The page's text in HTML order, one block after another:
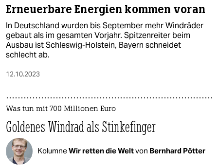
Erneuerbare Energien kommen voran
In Deutschland wurden bis September mehr Windräder
gebaut als im gesamten Vorjahr. Spitzenreiter beim
Ausbau ist Schleswig-Holstein, Bayern schneidet
schlecht ab.
12.10.2023
Was tun mit 700 Millionen Euro
Goldenes Windrad als Stinkefinger
KolumneWir retten die Weltvon Bernhard Pötter